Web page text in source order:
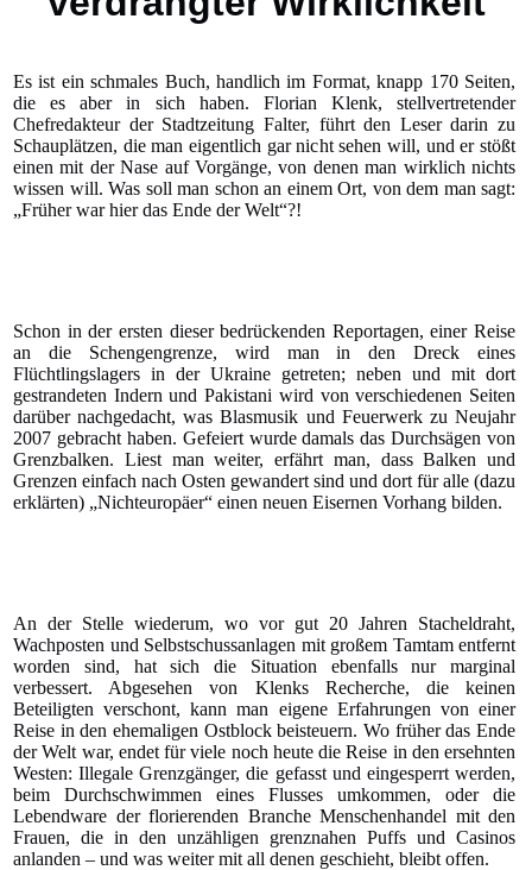
Es ist ein schmales Buch, handlich im Format, knapp 170 Seiten,
die es aber in sich haben. Florian Klenk, stellvertretender
Chefredakteur der Stadtzeitung Falter, führt den Leser darin zu
Schauplätzen, die man eigentlich gar nicht sehen will, und er stößt
einen mit der Nase auf Vorgänge, von denen man wirklich nichts
wissen will. Was soll man schon an einem Ort, von dem man sagt:
„Früher war hier das Ende der Welt“?!
Schon in der ersten dieser bedrückenden Reportagen, einer Reise
an die Schengengrenze, wird man in den Dreck eines
Flüchtlingslagers in der Ukraine getreten; neben und mit dort
gestrandeten Indern und Pakistani wird von verschiedenen Seiten
darüber nachgedacht, was Blasmusik und Feuerwerk zu Neujahr
2007 gebracht haben. Gefeiert wurde damals das Durchsägen von
Grenzbalken. Liest man weiter, erfährt man, dass Balken und
Grenzen einfach nach Osten gewandert sind und dort für alle (dazu
erklärten) „Nichteuropäer“ einen neuen Eisernen Vorhang bilden.
An der Stelle wiederum, wo vor gut 20 Jahren Stacheldraht,
Wachposten und Selbstschussanlagen mit großem Tamtam entfernt
worden sind, hat sich die Situation ebenfalls nur marginal
verbessert. Abgesehen von Klenks Recherche, die keinen
Beteiligten verschont, kann man eigene Erfahrungen von einer
Reise in den ehemaligen Ostblock beisteuern. Wo früher das Ende
der Welt war, endet für viele noch heute die Reise in den ersehnten
Westen: Illegale Grenzgänger, die gefasst und eingesperrt werden,
beim Durchschwimmen eines Flusses umkommen, oder die
Lebendware der florierenden Branche Menschenhandel mit den
Frauen, die in den unzähligen grenznahen Puffs und Casinos
anlanden – und was weiter mit all denen geschieht, bleibt offen.